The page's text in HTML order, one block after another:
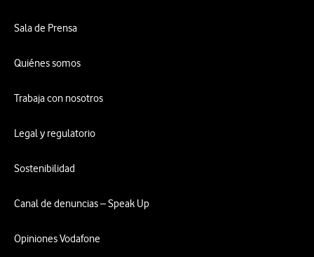
Sala de Prensa
Quiénes somos
Trabaja con nosotros
Legal y regulatorio
Sostenibilidad
Canal de denuncias – Speak Up
Opiniones Vodafone